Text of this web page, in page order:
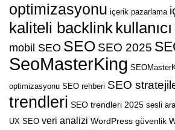
optimizasyonu içerik pazarlama
kaliteli backlink
mobil SEO SEO SEO 2025
SeoMasterKing
optimizasyonu SEO rehberi SEO
trendleri SEO trendleri 2025 sesli
UX SEO veri analizi WordPress güvenlik